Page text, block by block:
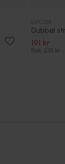
Dubbel
191 kr
Rek. 239 kr